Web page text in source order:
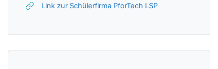
Link zur Schülerfirma PforTech LSPWeblink
Ergänzungsblöcke